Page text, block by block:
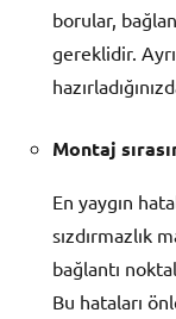
borular,
gereklidir.
Montaj
En yaygın
sızdırmazlık
bağlantı
Bu hataları